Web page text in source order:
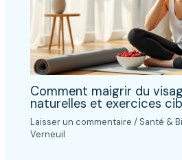
Comment maigrir du
naturelles et exercices
Laisser un commentaire / Santé &
Verneuil